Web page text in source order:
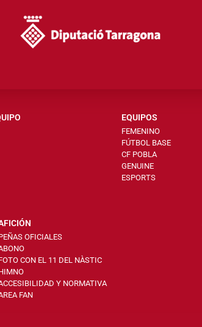
EQUIPOS
FEMENINO
FÚTBOL BASE
CF POBLA
GENUINE
ESPORTS
OFICIALES
CON EL 11 DEL NÀSTIC
Y NORMATIVA
FAN